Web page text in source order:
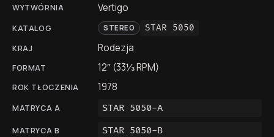
WYTWÓRNIA Vertigo
KATALOG STEREO
STAR 5050
KRAJ
Rodezja
FORMAT 12″ (33⅓ RPM)
ROK TŁOCZENIA 1978
MATRYCA A STAR 5050-A
MATRYCA B STAR 5050-B